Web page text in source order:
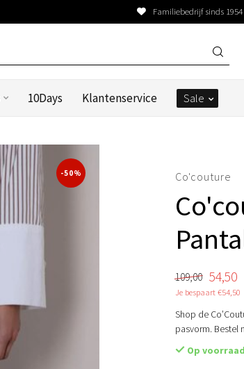
Familiebedrijf sinds 1954
10Days Klantenservice Sale
-50% Co'couture
109,00 54,50
Je bespaart €54,50
Shop de
pasvorm. Bestel
Op voorraad